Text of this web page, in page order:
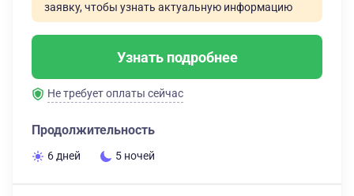
заявку, чтобы узнать актуальную информацию
Узнать подробнее
Не требует оплаты сейчас
Продолжительность
6 дней 5 ночей